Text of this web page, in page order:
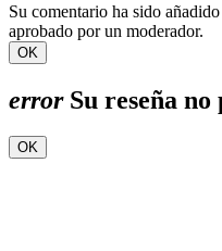
Su comentario ha sido
aprobado por un moderador.
OK
errorSu reseña no
OK